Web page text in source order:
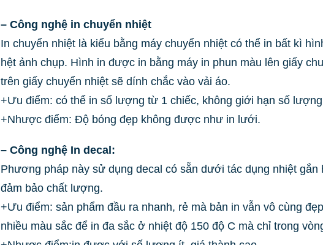
– Công nghệ in chuyển nhiệt
In chuyển nhiệt là kiểu bằng máy chuyển nhiệt có thể in bất kì
hệt ảnh chụp. Hình in được in bằng máy in phun màu lên giấy
trên giấy chuyển nhiệt sẽ dính chắc vào vải áo.
+Ưu điểm: có thể in số lượng từ 1 chiếc, không giới hạn số
+Nhược điểm: Độ bóng đẹp không được như in lưới.
– Công nghệ In decal:
Phương pháp này sử dụng decal có sẵn dưới tác dụng nhiệt gắn
đảm bảo chất lượng.
+Ưu điểm: sản phẩm đầu ra nhanh, rẻ mà bản in vẫn vô cùng
nhiều màu sắc để in đa sắc ở nhiệt độ 150 độ C mà chỉ trong